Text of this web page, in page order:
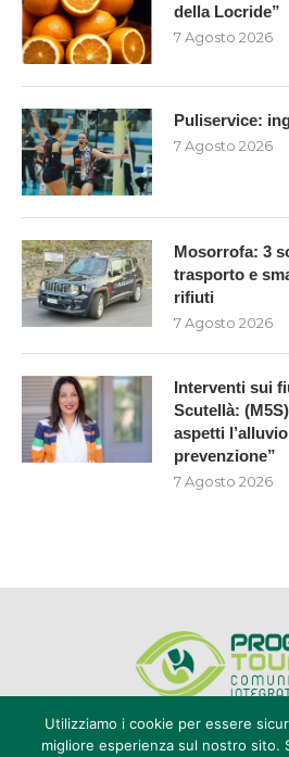
della Locride”
7 Agosto 2026
Puliservice:
7 Agosto 2026
Mosorrofa: 3
trasporto e
rifiuti
7 Agosto 2026
Interventi sui
Scutellà:
aspetti
prevenzione”
7 Agosto 2026
Utilizziamo i cookie per essere
migliore esperienza sul nostro sito.